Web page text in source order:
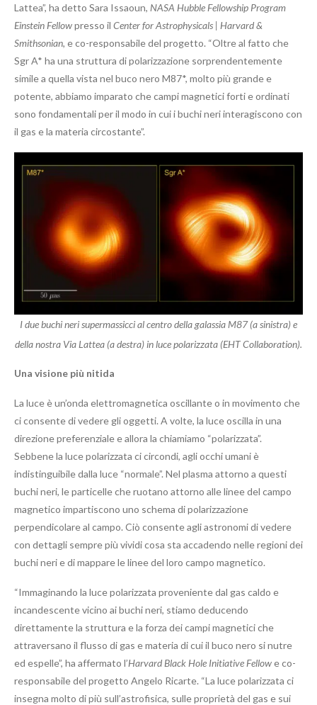
Lattea”, ha detto Sara Issaoun, NASA Hubble Fellowship Program
Einstein Fellowpresso il Center for Astrophysicals | Harvard &
Smithsonian, e co-responsabile del progetto. “Oltre al fatto che
Sgr A* ha una struttura di polarizzazione sorprendentemente
simile a quella vista nel buco nero M87*, molto più grande e
potente, abbiamo imparato che campi magnetici forti e ordinati
sono fondamentali per il modo in cui i buchi neri interagiscono con
il gas e la materia circostante”.
I due buchi neri supermassicci al centro della galassia M87 (a sinistra) e
della nostra Via Lattea (a destra) in luce polarizzata (EHT Collaboration).
Una visione più nitida
La luce è un’onda elettromagnetica oscillante o in movimento che
ci consente di vedere gli oggetti. A volte, la luce oscilla in una
direzione preferenziale e allora la chiamiamo “polarizzata”.
Sebbene la luce polarizzata ci circondi, agli occhi umani è
indistinguibile dalla luce “normale”. Nel plasma attorno a questi
buchi neri, le particelle che ruotano attorno alle linee del campo
magnetico impartiscono uno schema di polarizzazione
perpendicolare al campo. Ciò consente agli astronomi di vedere
con dettagli sempre più vividi cosa sta accadendo nelle regioni dei
buchi neri e di mappare le linee del loro campo magnetico.
“Immaginando la luce polarizzata proveniente dal gas caldo e
incandescente vicino ai buchi neri, stiamo deducendo
direttamente la struttura e la forza dei campi magnetici che
attraversano il flusso di gas e materia di cui il buco nero si nutre
ed espelle”, ha affermato l’Harvard Black Hole Initiative Fellowe co-
responsabile del progetto Angelo Ricarte. “La luce polarizzata ci
insegna molto di più sull’astrofisica, sulle proprietà del gas e sui